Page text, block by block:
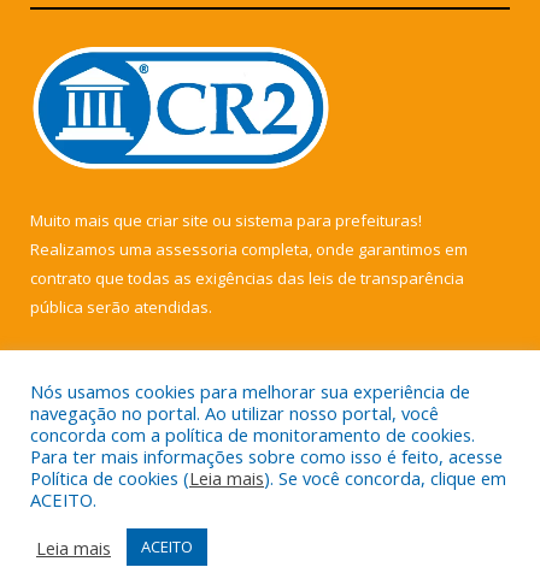
Muito mais que criar site ou sistema para prefeituras!
Realizamos uma assessoria completa, onde garantimos em
contrato que todas as exigências das leis de transparência
pública serão atendidas.
Todos os direitos reservados a Câmara Municipal de Muaná.
Mapa do Site
Acessar Área Administrativa
Acessar Webmail
Nós usamos cookies para melhorar sua experiência de
navegação no portal. Ao utilizar nosso portal, você
concorda com a política de monitoramento de cookies.
Para ter mais informações sobre como isso é feito, acesse
Política de cookies (Leia mais). Se você concorda, clique em
ACEITO.
Leia mais
ACEITO